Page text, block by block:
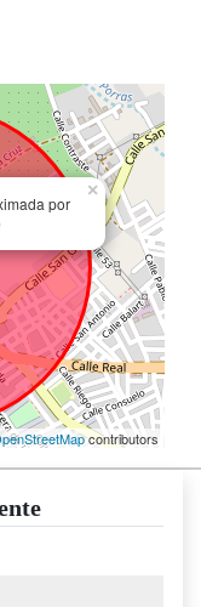
por
×
contributors